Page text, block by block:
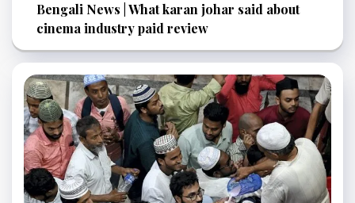
Bengali News | What karan johar said about
cinema industry paid review